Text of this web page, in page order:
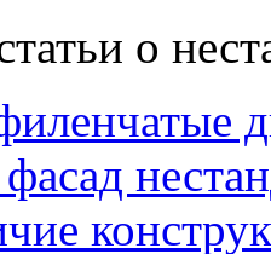
о